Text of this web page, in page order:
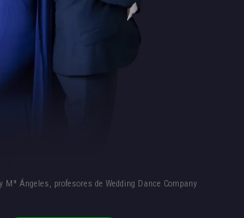
Mª Ángeles, profesores de Wedding Dance Company